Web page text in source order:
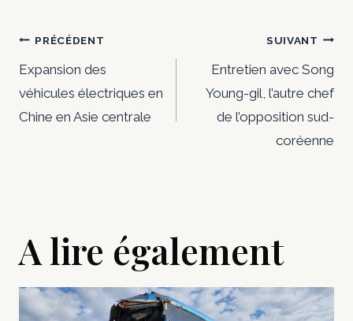
Navigation
de
l’article
PRÉCÉDENT
Expansion des
véhicules électriques en
Chine en Asie centrale
SUIVANT
Entretien avec Song
Young-gil, l’autre chef
de l’opposition sud-
coréenne
A lire également